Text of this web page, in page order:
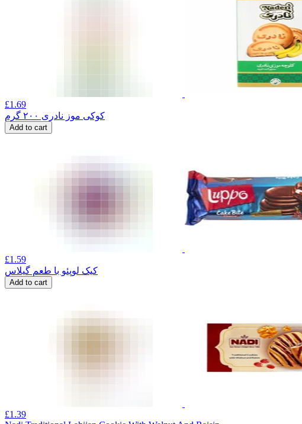
£1.69
کوکی موز نادری ۲۰۰ گرم
Add to cart
£1.59
کیک لوپئو با طعم گیلاس
Add to cart
£1.39